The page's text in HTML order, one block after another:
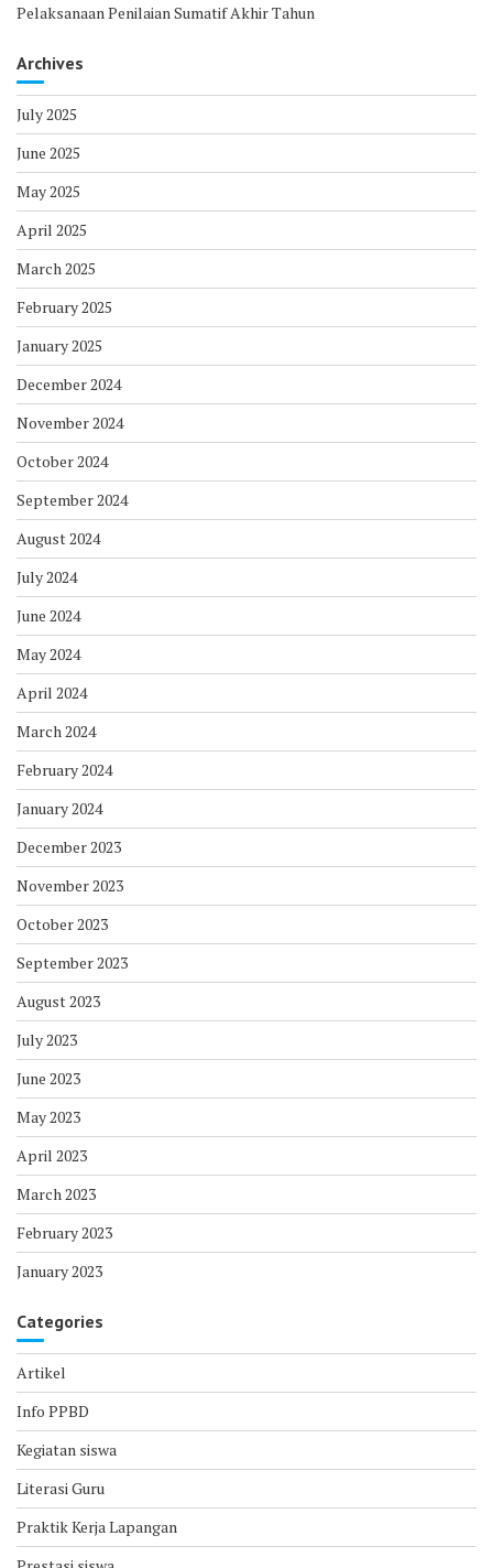
Pelaksanaan Penilaian Sumatif Akhir Tahun
Archives
July 2025
June 2025
May 2025
April 2025
March 2025
February 2025
January 2025
December 2024
November 2024
October 2024
September 2024
August 2024
July 2024
June 2024
May 2024
April 2024
March 2024
February 2024
January 2024
December 2023
November 2023
October 2023
September 2023
August 2023
July 2023
June 2023
May 2023
April 2023
March 2023
February 2023
January 2023
Categories
Artikel
Info PPBD
Kegiatan siswa
Literasi Guru
Praktik Kerja Lapangan